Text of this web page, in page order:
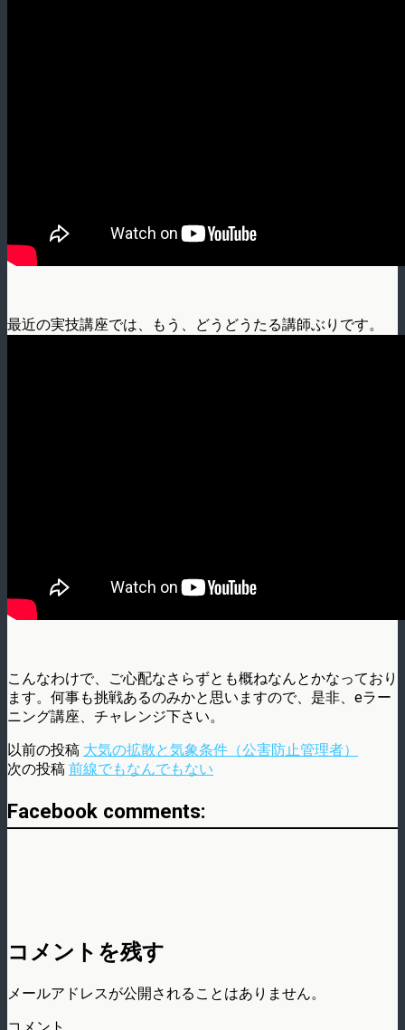
最近の実技講座では、もう、どうどうたる講師ぶりです。
こんなわけで、ご心配なさらずとも概ねなんとかなっており
ます。何事も挑戦あるのみかと思いますので、是非、eラー
ニング講座、チャレンジ下さい。
以前の投稿 大気の拡散と気象条件（公害防止管理者）
次の投稿 前線でもなんでもない
Facebook comments:
コメントを残す
メールアドレスが公開されることはありません。